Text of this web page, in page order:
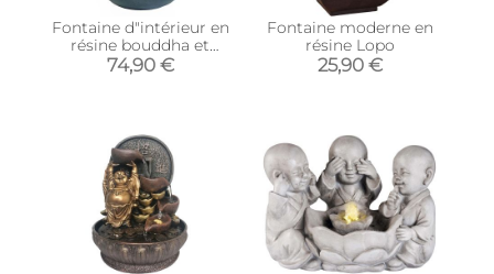
Fontaine d"intérieur en
résine bouddha et
cascade
74,90 €
Fontaine moderne en
résine Lopo
25,90 €